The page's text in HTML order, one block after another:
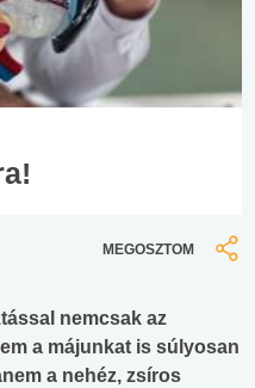
MEGOSZTOM
nemcsak az
a májunkat is súlyosan
a nehéz, zsíros